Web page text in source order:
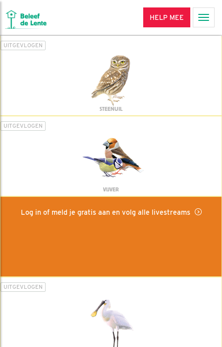
HELP MEE
UITGEVLOGEN
STEENUIL
UITGEVLOGEN
VIJVER
Log in of meld je gratis aan en volg alle livestreams
UITGEVLOGEN